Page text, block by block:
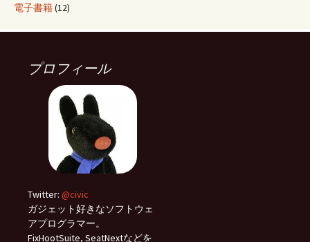
電子書籍(12)
プロフィール
Twitter: @civic
ガジェット好きなソフトウェ
アプログラマー。
FixHootSuite, SeatNextなどを